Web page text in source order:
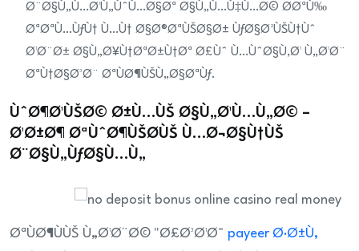
Ø¨Ø§Ù„Ù…Ø¹Ù„ÙˆÙ…Ø§Øª Ø§Ù„Ù…Ù‡Ù…Ø© Ø­ØªÙ‰
ØªØªÙ…ÙƒÙ† Ù…Ù† Ø§Ø®ØªÙŠØ§Ø± ÙƒØ§Ø²ÙŠÙ†Ùˆ
Ø¹Ø¨Ø± Ø§Ù„Ø¥Ù†ØªØ±Ù†Øª Ø£Ùˆ Ù…ÙˆØ§Ù‚Ø¹ Ù„Ø¹Ø¨
ØªÙ†Ø§Ø³Ø¨ ØªÙØ¶ÙŠÙ„Ø§ØªÙƒ.
ÙˆØ¶Ø¹ÙŠØ© Ø±Ù…ÙŠ Ø§Ù„Ø¹Ù…Ù„Ø© –
Ø¹Ø±Ø¶ ØªÙˆØ¶ÙŠØ­ÙŠ Ù…Ø¬Ø§Ù†ÙŠ
Ø¨Ø§Ù„ÙƒØ§Ù…Ù„
ØªÙØ¶ÙÙŠ Ù„Ø¹Ø¨Ø© "Ø£Ø³Ø¹Ø¯ payeer Ø·Ø±Ù‚